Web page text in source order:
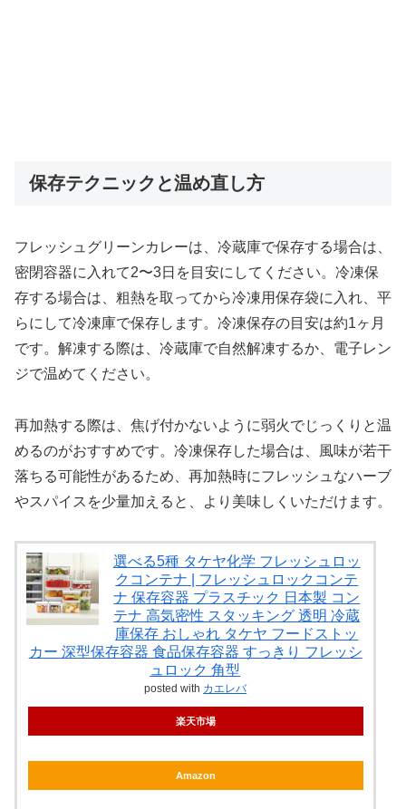
保存テクニックと温め直し方
フレッシュグリーンカレーは、冷蔵庫で保存する場合は、
密閉容器に入れて2〜3日を目安にしてください。冷凍保
存する場合は、粗熱を取ってから冷凍用保存袋に入れ、平
らにして冷凍庫で保存します。冷凍保存の目安は約1ヶ月
です。解凍する際は、冷蔵庫で自然解凍するか、電子レン
ジで温めてください。
再加熱する際は、焦げ付かないように弱火でじっくりと温
めるのがおすすめです。冷凍保存した場合は、風味が若干
落ちる可能性があるため、再加熱時にフレッシュなハーブ
やスパイスを少量加えると、より美味しくいただけます。
選べる5種 タケヤ化学 フレッシュロッ
クコンテナ | フレッシュロックコンテ
ナ 保存容器 プラスチック 日本製 コン
テナ 高気密性 スタッキング 透明 冷蔵
庫保存 おしゃれ タケヤ フードストッ
カー 深型保存容器 食品保存容器 すっきり フレッシ
ュロック 角型
posted with カエレバ
楽天市場
Amazon